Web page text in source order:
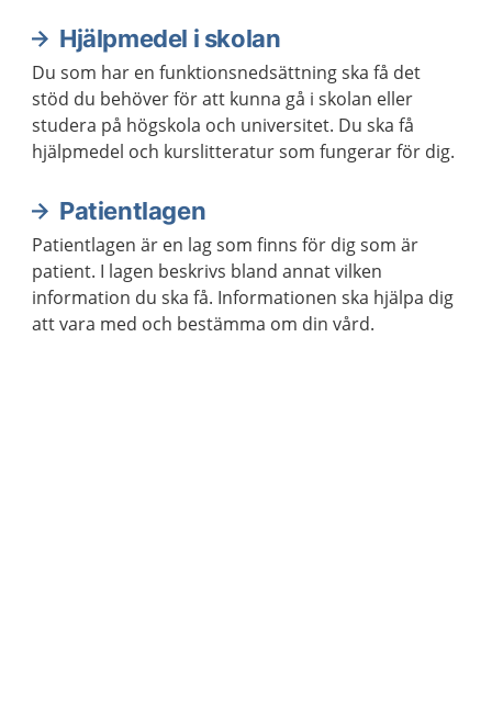
Hjälpmedel i skolan
Du som har en funktionsnedsättning ska få det
stöd du behöver för att kunna gå i skolan eller
studera på högskola och universitet. Du ska få
hjälpmedel och kurslitteratur som fungerar för dig.
Patientlagen
Patientlagen är en lag som finns för dig som är
patient. I lagen beskrivs bland annat vilken
information du ska få. Informationen ska hjälpa dig
att vara med och bestämma om din vård.